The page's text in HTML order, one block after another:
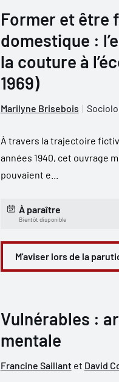
Former et être
domestique :
la couture à
1969)
Marilyne Brisebois
À travers la trajectoire
années 1940, cet ouvrage
pouvaient e...
À paraître
Bientôt disponible
M'aviser lors de la
Vulnérables :
mentale
Francine Saillantet David